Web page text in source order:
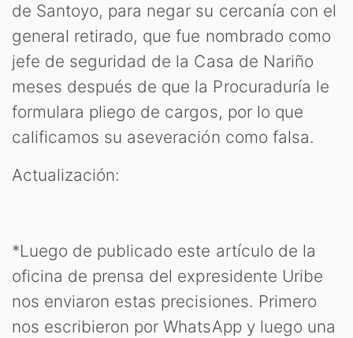
de Santoyo, para negar su cercanía con el
general retirado, que fue nombrado como
jefe de seguridad de la Casa de Nariño
meses después de que la Procuraduría le
formulara pliego de cargos, por lo que
calificamos su aseveración como falsa.
Actualización:
*Luego de publicado este artículo de la
oficina de prensa del expresidente Uribe
nos enviaron estas precisiones. Primero
nos escribieron por WhatsApp y luego una